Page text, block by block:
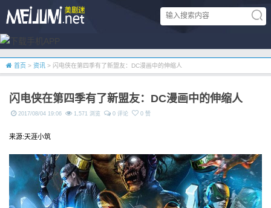
首页 > 资讯 > 闪电侠在第四季有了新盟友：DC漫画中的伸缩人
闪电侠在第四季有了新盟友：DC漫画中的伸缩人
2017/08/04 19:06 1,571 浏览 0 评论 0 赞
来源:天涯小筑